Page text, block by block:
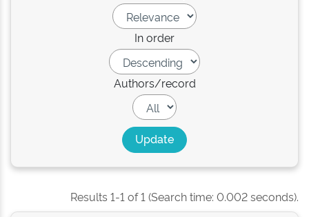
In order
Authors/record
Results 1-1 of 1 (Search time: 0.002 seconds).